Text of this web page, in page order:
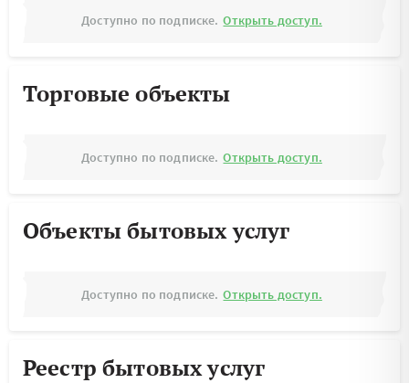
Доступно по подписке. Открыть доступ.
Торговые объекты
Доступно по подписке. Открыть доступ.
Объекты бытовых услуг
Доступно по подписке. Открыть доступ.
Реестр бытовых услуг